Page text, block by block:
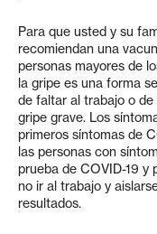
Para que usted y su
recomiendan una
personas mayores de
la gripe es una forma
de faltar al trabajo o
gripe grave. Los
primeros síntomas de
las personas con
prueba de COVID-19 y
no ir al trabajo y
resultados.